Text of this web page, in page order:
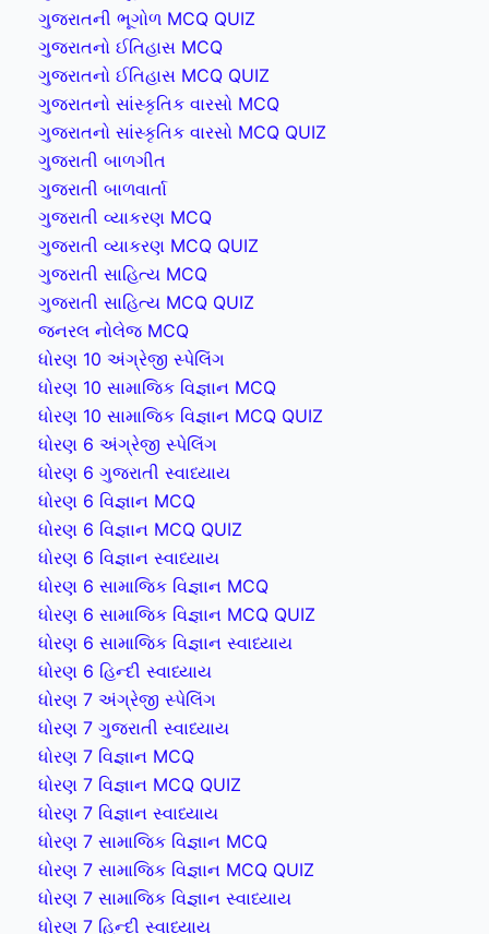
ગુજરાતની ભૂગોળ MCQ QUIZ
ગુજરાતનો ઈતિહાસ MCQ
ગુજરાતનો ઈતિહાસ MCQ QUIZ
ગુજરાતનો સાંસ્કૃતિક વારસો MCQ
ગુજરાતનો સાંસ્કૃતિક વારસો MCQ QUIZ
ગુજરાતી બાળગીત
ગુજરાતી બાળવાર્તા
ગુજરાતી વ્યાકરણ MCQ
ગુજરાતી વ્યાકરણ MCQ QUIZ
ગુજરાતી સાહિત્ય MCQ
ગુજરાતી સાહિત્ય MCQ QUIZ
જનરલ નોલેજ MCQ
ધોરણ 10 અંગ્રેજી સ્પેલિંગ
ધોરણ 10 સામાજિક વિજ્ઞાન MCQ
ધોરણ 10 સામાજિક વિજ્ઞાન MCQ QUIZ
ધોરણ 6 અંગ્રેજી સ્પેલિંગ
ધોરણ 6 ગુજરાતી સ્વાધ્યાય
ધોરણ 6 વિજ્ઞાન MCQ
ધોરણ 6 વિજ્ઞાન MCQ QUIZ
ધોરણ 6 વિજ્ઞાન સ્વાધ્યાય
ધોરણ 6 સામાજિક વિજ્ઞાન MCQ
ધોરણ 6 સામાજિક વિજ્ઞાન MCQ QUIZ
ધોરણ 6 સામાજિક વિજ્ઞાન સ્વાધ્યાય
ધોરણ 6 હિન્દી સ્વાધ્યાય
ધોરણ 7 અંગ્રેજી સ્પેલિંગ
ધોરણ 7 ગુજરાતી સ્વાધ્યાય
ધોરણ 7 વિજ્ઞાન MCQ
ધોરણ 7 વિજ્ઞાન MCQ QUIZ
ધોરણ 7 વિજ્ઞાન સ્વાધ્યાય
ધોરણ 7 સામાજિક વિજ્ઞાન MCQ
ધોરણ 7 સામાજિક વિજ્ઞાન MCQ QUIZ
ધોરણ 7 સામાજિક વિજ્ઞાન સ્વાધ્યાય
ધોરણ 7 હિન્દી સ્વાધ્યાય